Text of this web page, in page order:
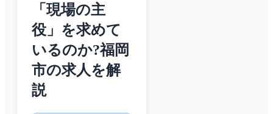
「現場の主
役」を求めて
いるのか?福岡
市の求人を解
説